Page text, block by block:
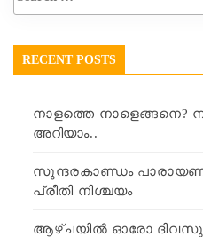
RECENT POSTS
നാളത്തെ നാളെങ്ങനെ?
അറിയാം..
സുന്ദരകാണ്ഡം
പ്രീതി നിശ്ചയം
ആഴ്ചയിൽ ഓരോ ദിവസും